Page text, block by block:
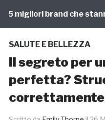
migliori brand che stanno
SALUTE E BELLEZZA
Il segreto per
perfetta?